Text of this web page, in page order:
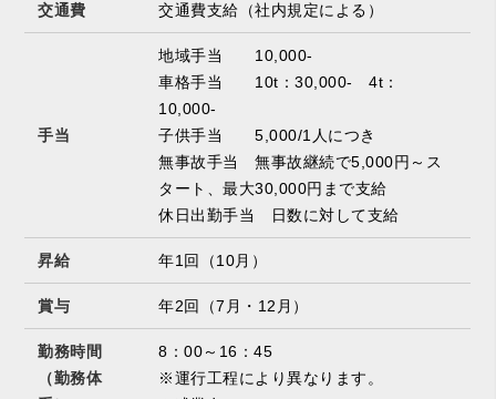
交通費 交通費支給（社内規定による）
手当
地域手当 10,000-
車格手当 10t：30,000- 4t：
10,000-
子供手当 5,000/1人につき
無事故手当 無事故継続で5,000円～ス
タート、最大30,000円まで支給
休日出勤手当 日数に対して支給
昇給 年1回（10月）
賞与 年2回（7月・12月）
勤務時間
（勤務体
8：00～16：45
※運行工程により異なります。